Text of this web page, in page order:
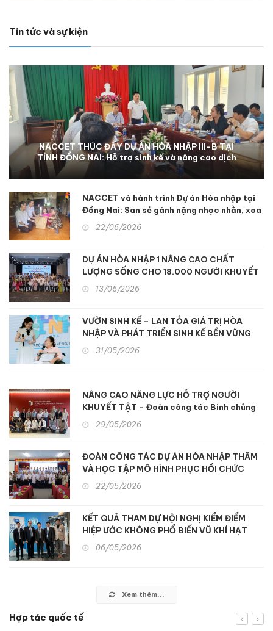
Tin tức và sự kiện
NACCET THÚC ĐẨY DỰ ÁN HÒA NHẬP III-B TẠI
TỈNH ĐỒNG NAI: Hỗ trợ sinh kế và nâng cao dịch
vụ phục hồi chức năng để hỗ trợ người khuyết tật
và nạn nhân chất độc da cam
NACCET và hành trình Dự án Hòa nhập tại
Đồng Nai: San sẻ gánh nặng nhọc nhằn, xoa
dịu nỗi đau da cam
22/06/2026
DỰ ÁN HÒA NHẬP 1 NÂNG CAO CHẤT
LƯỢNG SỐNG CHO 18.000 NGƯỜI KHUYẾT
TẬT MIỀN TRUNG
13/06/2026
VƯỜN SINH KẾ – LAN TỎA GIÁ TRỊ HÒA
NHẬP VÀ PHÁT TRIỂN SINH KẾ BỀN VỮNG
31/05/2026
NÂNG CAO NĂNG LỰC HỖ TRỢ NGƯỜI
KHUYẾT TẬT - Đoàn công tác Binh chủng
Hóa học tham quan, học tập kinh nghiệm hỗ
trợ người khuyết tật và nạn nhân chất độc
29/05/2026
ĐOÀN CÔNG TÁC DỰ ÁN HÒA NHẬP THĂM
VÀ HỌC TẬP MÔ HÌNH PHỤC HỒI CHỨC
NĂNG ĐA NGÀNH TẠI TP. HỒ CHÍ MINH
22/05/2026
KẾT QUẢ THAM DỰ HỘI NGHỊ KIỂM ĐIỂM
HIỆP ƯỚC KHÔNG PHỔ BIẾN VŨ KHÍ HẠT
NHÂN (NPT) LẦN THỨ 11
06/05/2026
Xem thêm...
Hợp tác quốc tế